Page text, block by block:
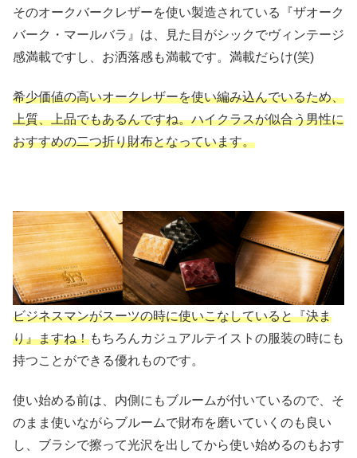
そのオークバークレザーを使い製造されている『ザオーク
バーク・マールバラ』は、見た目がシックでヴィンテージ
感満載ですし、お洒落感も満載です。満載だらけ(笑)
希少価値の高いオークレザーを使い編み込んでいるため、
上質、上品でもあるんですね。ハイクラスが似合う男性に
おすすめの二つ折り財布となっています。
ビジネスマンがスーツの時に使いこなしていると『決ま
り』ますね！もちろんカジュアルテイストの服装の時にも
持つことができる優れものです。
使い始める前は、内側にもブルームが付いているので、そ
のまま使いながらブルームで財布を磨いていくのも良い
し、ブラシで擦って光沢を出してから使い始めるのもおす